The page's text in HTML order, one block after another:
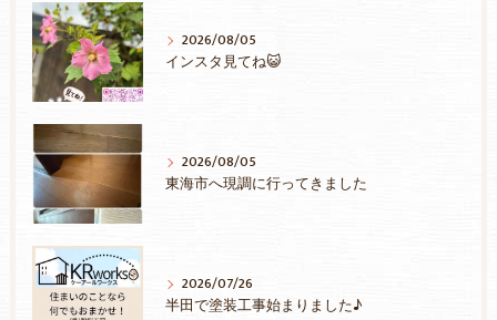
2026/08/05
インスタ見てね😺
2026/08/05
東海市へ現調に行ってきました
2026/07/26
半田で塗装工事始まりました♪